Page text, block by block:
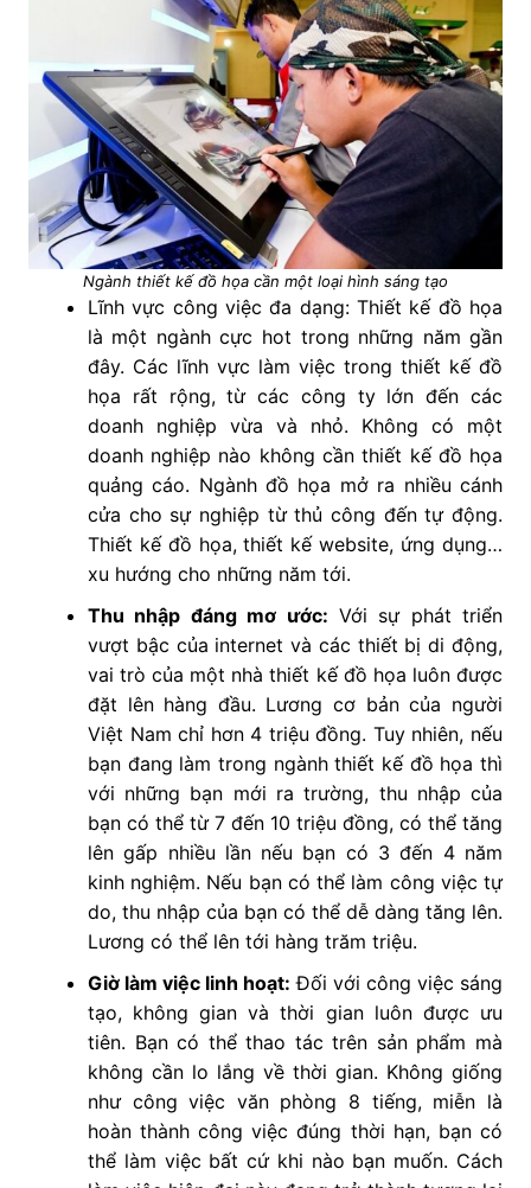
Ngành thiết kế đồ họa cần một loại hình sáng tạo
Lĩnh vực công việc đa dạng: Thiết kế đồ họa
là một ngành cực hot trong những năm gần
đây. Các lĩnh vực làm việc trong thiết kế đồ
họa rất rộng, từ các công ty lớn đến các
doanh nghiệp vừa và nhỏ. Không có một
doanh nghiệp nào không cần thiết kế đồ họa
quảng cáo. Ngành đồ họa mở ra nhiều cánh
cửa cho sự nghiệp từ thủ công đến tự động.
Thiết kế đồ họa, thiết kế website, ứng dụng…
xu hướng cho những năm tới.
Thu nhập đáng mơ ước: Với sự phát triển
vượt bậc của internet và các thiết bị di động,
vai trò của một nhà thiết kế đồ họa luôn được
đặt lên hàng đầu. Lương cơ bản của người
Việt Nam chỉ hơn 4 triệu đồng. Tuy nhiên, nếu
bạn đang làm trong ngành thiết kế đồ họa thì
với những bạn mới ra trường, thu nhập của
bạn có thể từ 7 đến 10 triệu đồng, có thể tăng
lên gấp nhiều lần nếu bạn có 3 đến 4 năm
kinh nghiệm. Nếu bạn có thể làm công việc tự
do, thu nhập của bạn có thể dễ dàng tăng lên.
Lương có thể lên tới hàng trăm triệu.
Giờ làm việc linh hoạt: Đối với công việc sáng
tạo, không gian và thời gian luôn được ưu
tiên. Bạn có thể thao tác trên sản phẩm mà
không cần lo lắng về thời gian. Không giống
như công việc văn phòng 8 tiếng, miễn là
hoàn thành công việc đúng thời hạn, bạn có
thể làm việc bất cứ khi nào bạn muốn. Cách